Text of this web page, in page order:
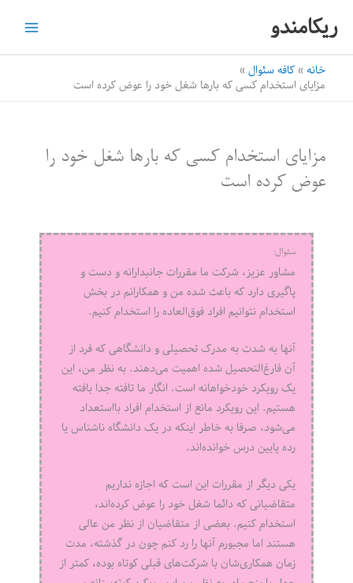
ریکامندو
خانه کافه سئوال
مزایای استخدام کسی که بارها شغل خود را عوض کرده است
مزایای استخدام کسی که بارها شغل خود را
عوض کرده است
سئوال:
مشاور عزیز، شرکت ما مقررات جانبدارانه و دست و
پاگیری دارد که باعث شده من و همکارانم در بخش
استخدام نتوانیم افراد فوق‌العاده را استخدام کنیم.
آنها به شدت به مدرک تحصیلی و دانشگاهی که فرد از
آن فارغ‌التحصیل شده اهمیت می‌دهند. به نظر من، این
یک رویکرد خودخواهانه است. انگار ما تافته جدا بافته
هستیم. این رویکرد مانع از استخدام افراد بااستعداد
می‌شود، صرفا به خاطر اینکه در یک دانشگاه ناشناس یا
رده پایین درس خوانده‌اند.
یکی دیگر از مقررات این است که اجازه نداریم
متقاضیانی که دائما شغل خود را عوض کرده‌اند،
استخدام کنیم. بعضی از متقاضیان از نظر من عالی
هستند اما مجبورم آنها را رد کنم چون در گذشته، مدت
زمان همکاری‌شان با شرکت‌های قبلی کوتاه بوده، کمتر از